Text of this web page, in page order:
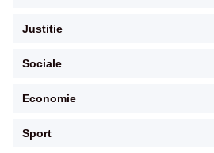
Justitie
Sociale
Economie
Sport